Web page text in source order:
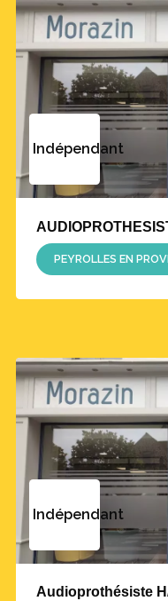
Indépendant
PEYROLLES EN
Indépendant
Audioprothésiste